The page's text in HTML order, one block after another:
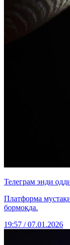
Телеграм энди
Платформа
бормоқда.
19:57 / 07.01.2026